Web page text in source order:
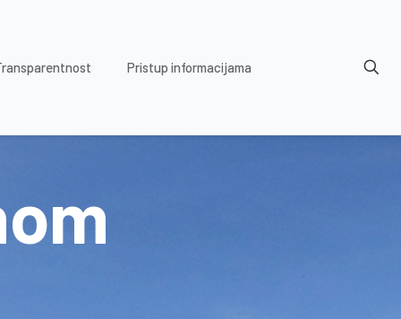
Pristup informacijama